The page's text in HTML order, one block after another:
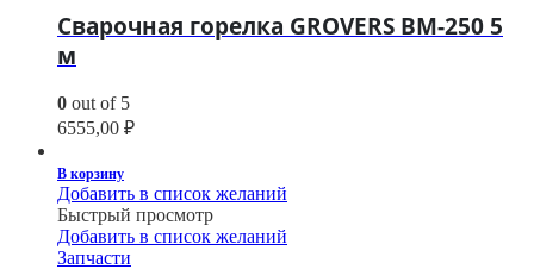
Сварочная горелка GROVERS BM-250 5
м
0 out of 5
6555,00 ₽
В корзину
Добавить в список желаний
Быстрый просмотр
Добавить в список желаний
Запчасти